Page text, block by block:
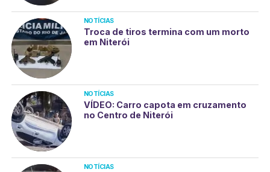
NOTÍCIAS
Troca de tiros termina com um morto
em Niterói
NOTÍCIAS
VÍDEO: Carro capota em cruzamento
no Centro de Niterói
NOTÍCIAS